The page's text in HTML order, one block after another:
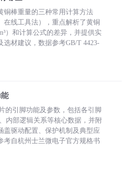
铜棒重量的三种常用计算方法
在线工具法），重点解析了黄铜
）和计算公式的差异，并提供实
选材建议，数据参考GB/T 4423-
的引脚功能及参数，包括各引脚
内部逻辑关系等核心数据，并附
盖驱动配置、保护机制及典型应
考自杭州士兰微电子官方规格书